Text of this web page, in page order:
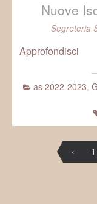
Nuove
Segreteria
Approfondisci
as 2022-2023,
‹ 1